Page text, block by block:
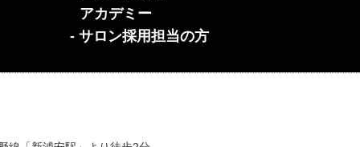
アカデミー
- サロン採用担当の方